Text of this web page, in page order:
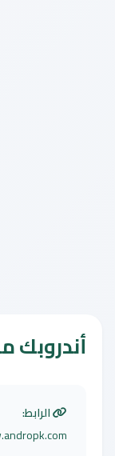
أندروبك
الرابط: